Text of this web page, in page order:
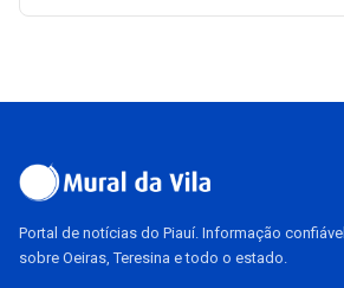
Portal de notícias do Piauí. Informação confiável
sobre Oeiras, Teresina e todo o estado.